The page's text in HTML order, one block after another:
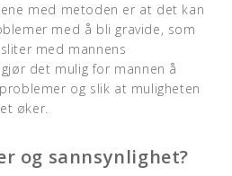
med metoden er at det kan
med å bli gravide, som
med mannens
det mulig for mannen å
og slik at muligheten
øker.
og sannsynlighet?